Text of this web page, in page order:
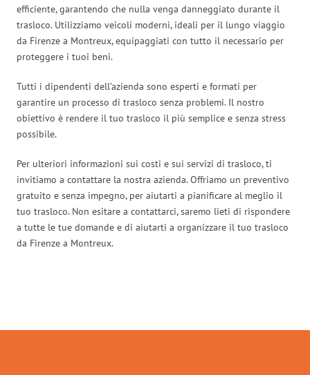
efficiente, garantendo che nulla venga danneggiato durante il
trasloco. Utilizziamo veicoli moderni, ideali per il lungo viaggio
da Firenze a Montreux, equipaggiati con tutto il necessario per
proteggere i tuoi beni.
Tutti i dipendenti dell’azienda sono esperti e formati per
garantire un processo di trasloco senza problemi. Il nostro
obiettivo è rendere il tuo trasloco il più semplice e senza stress
possibile.
Per ulteriori informazioni sui costi e sui servizi di trasloco, ti
invitiamo a contattare la nostra azienda. Offriamo un preventivo
gratuito e senza impegno, per aiutarti a pianificare al meglio il
tuo trasloco. Non esitare a contattarci, saremo lieti di rispondere
a tutte le tue domande e di aiutarti a organizzare il tuo trasloco
da Firenze a Montreux.